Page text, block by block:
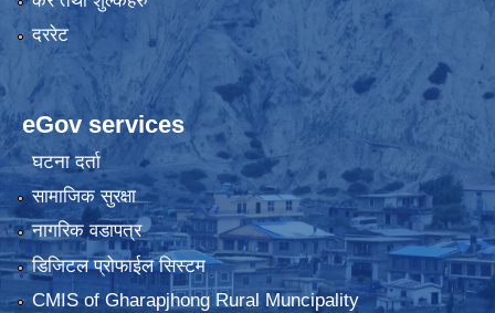
दररेट
eGov services
घटना दर्ता
सामाजिक सुरक्षा
नागरिक वडापत्र
डिजिटल प्रोफाईल सिस्टम
CMIS of Gharapjhong Rural Muncipality